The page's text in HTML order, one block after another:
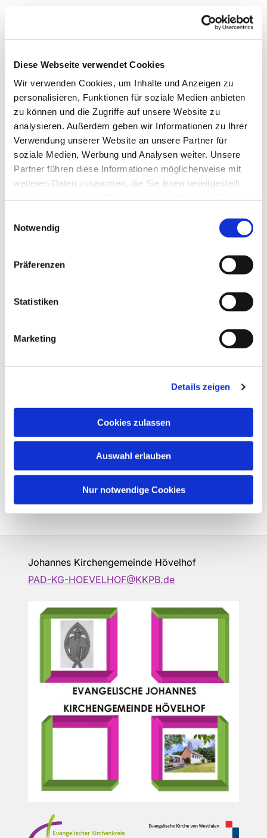
Diese Webseite verwendet Cookies
Wir verwenden Cookies, um Inhalte und Anzeigen zu
personalisieren, Funktionen für soziale Medien anbieten
zu können und die Zugriffe auf unsere Website zu
analysieren. Außerdem geben wir Informationen zu Ihrer
Verwendung unserer Website an unsere Partner für
soziale Medien, Werbung und Analysen weiter. Unsere
Partner führen diese Informationen möglicherweise mit
weiteren Daten zusammen, die Sie ihnen bereitgestellt
Notwendig
Präferenzen
Statistiken
Marketing
Details zeigen
Cookies zulassen
Auswahl erlauben
Nur notwendige Cookies
Dies könnte Sie auch
interessieren
Johannes Kirchengemeinde Hövelhof
PAD-KG-HOEVELHOF@KKPB.de